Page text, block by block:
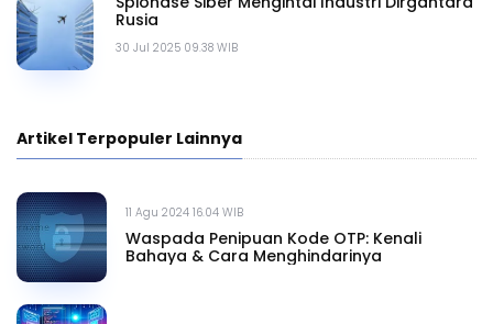
30 Jul 2025 09.38 WIB
Rusia
Artikel Terpopuler Lainnya
11 Agu 2024 16.04 WIB
Waspada Penipuan Kode OTP: Kenali
Bahaya & Cara Menghindarinya